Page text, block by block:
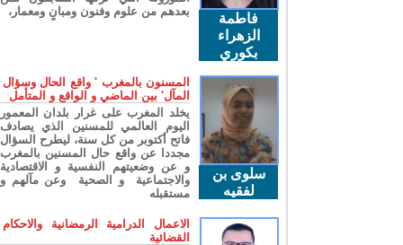
فاطمة
الزهراء
بكوري
بعدهم من علوم وفنون ومبانٍ ومعمار،
سلوى بن
لفقيه
المسنون بالمغرب ' واقع الحال وسؤال
المآل' بين الماضي و الواقع و المتأمل
يخلد المغرب على غرار بلدان المعمور
اليوم العالمي للمسنين الذي يصادف
فاتح أكتوبر من كل سنة، ليطرح السؤال
مجددا عن واقع حال المسنين بالمغرب
و عن وضعيتهم النفسية و الاقتصادية
والاجتماعية و الصحية وعن مآلهم و
مستقبله
الاعمال الدرامية الرمضانية والاحكام
القضائية